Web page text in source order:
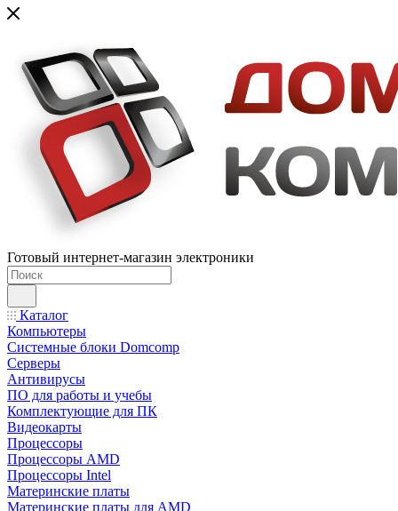
Готовый интернет-магазин электроники
Каталог
Компьютеры
Системные блоки Domcomp
Серверы
Антивирусы
ПО для работы и учебы
Комплектующие для ПК
Видеокарты
Процессоры
Процессоры AMD
Процессоры Intel
Материнские платы
Материнские платы для AMD